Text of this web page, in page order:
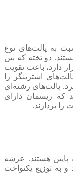
به پالت‌های نوع
دو تخته که بین
دارد، باعث تقویت
استرینگر را
پالت‌های رشته‌ای
که ریسمان دارای
را بردارند.
پایین هستند. عرشه
به توزیع یکنواخت